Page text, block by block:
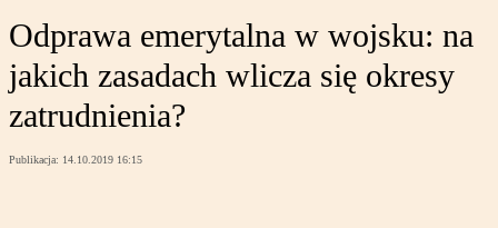
Odprawa emerytalna w wojsku: na
jakich zasadach wlicza się okresy
zatrudnienia?
Publikacja: 14.10.2019 16:15